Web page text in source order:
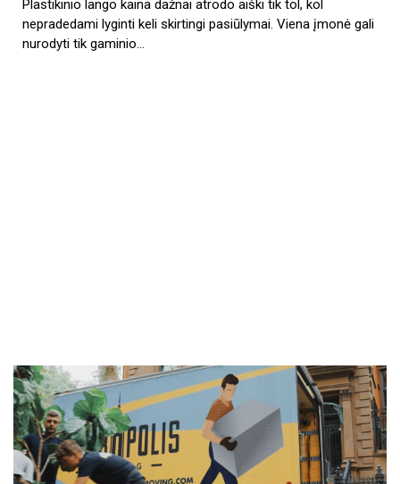
Plastikinio lango kaina dažnai atrodo aiški tik tol, kol
nepradedami lyginti keli skirtingi pasiūlymai. Viena įmonė gali
nurodyti tik gaminio…